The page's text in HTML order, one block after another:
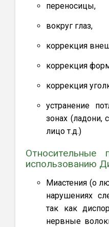
переносицы,
вокруг глаз,
коррекция
коррекция
коррекция
устранение
зонах (ладони,
лицо т.д.)
Относительные
использованию
Миастения (о
нарушениях
так как
нервные